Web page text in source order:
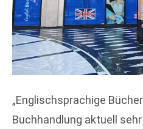
„Englischsprachige
Buchhandlung aktuell